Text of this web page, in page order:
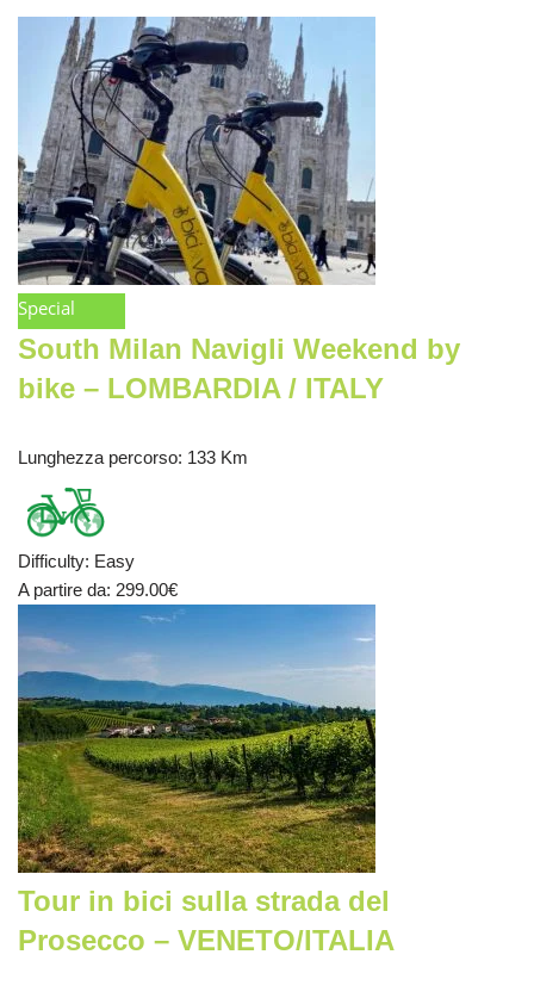
Special
South Milan Navigli Weekend by
bike – LOMBARDIA / ITALY
Lunghezza percorso: 133 Km
Difficulty: Easy
A partire da: 299.00€
Tour in bici sulla strada del
Prosecco – VENETO/ITALIA